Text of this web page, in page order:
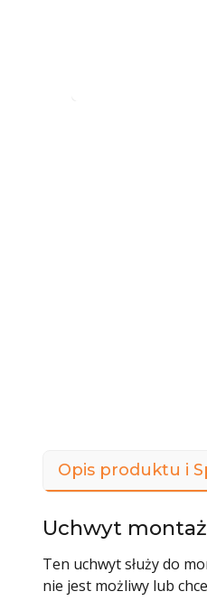
Opis produktu i
Uchwyt
Ten uchwyt służy do
nie jest możliwy lub